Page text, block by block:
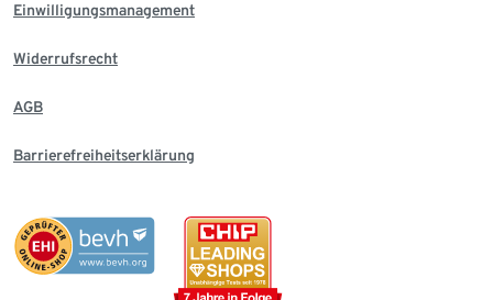
Einwilligungsmanagement
Widerrufsrecht
AGB
Barrierefreiheitserklärung